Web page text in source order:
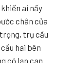
ai nấy
chân của
trụ cầu
hai bên
có lan can